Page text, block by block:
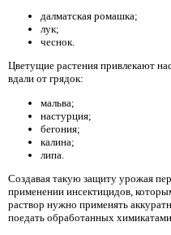
далматская ромашка;
лук;
чеснок.
Цветущие растения привлекают
вдали от грядок:
мальва;
настурция;
бегония;
калина;
липа.
Создавая такую защиту урожая
применении инсектицидов,
раствор нужно применять
поедать обработанных